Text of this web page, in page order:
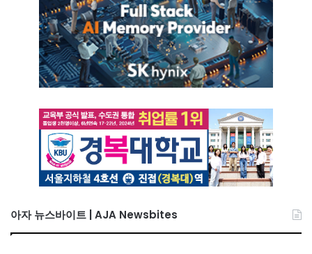
아자 뉴스바이트 | AJA Newsbites